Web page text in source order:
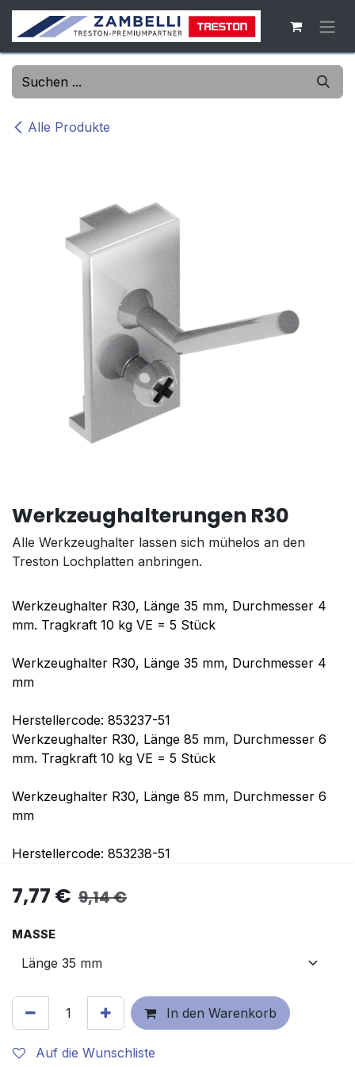
Zum Inhalt springen
Alle Produkte
Werkzeughalterungen R30
Alle Werkzeughalter lassen sich mühelos an den
Treston Lochplatten anbringen.
Werkzeughalter R30, Länge 35 mm, Durchmesser 4
mm. Tragkraft 10 kg VE = 5 Stück
Werkzeughalter R30, Länge 35 mm, Durchmesser 4
mm
Herstellercode: 853237-51
Werkzeughalter R30, Länge 85 mm, Durchmesser 6
mm. Tragkraft 10 kg VE = 5 Stück
Werkzeughalter R30, Länge 85 mm, Durchmesser 6
mm
Herstellercode: 853238-51
7,77 € 9,14€
MASSE
In den Warenkorb
Auf die Wunschliste